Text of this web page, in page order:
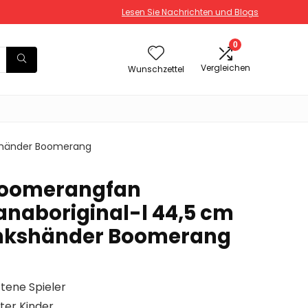
Lesen Sie Nachrichten und Blogs
Wunschzettel
0
Vergleichen
Boomerang
l 44,5 cm
Boomerang
Spieler